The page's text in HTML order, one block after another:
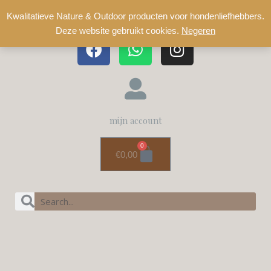
Kwalitatieve Nature & Outdoor producten voor hondenliefhebbers.
Deze website gebruikt cookies. Negeren
mijn account
€0,00
0